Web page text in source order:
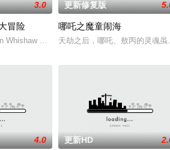
植物全面侵占，人类在末
经典反派“刀疤”（塔卡）之间不为人知的羁绊
3.0
冒险
Whishaw 配音）回到家乡秘鲁看望他心爱的露
更新修复版
哪吒之魔童闹海
天劫之后，哪吒、敖丙的灵魂
4.0 更新HD